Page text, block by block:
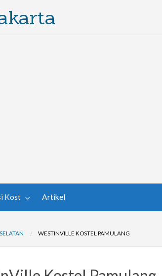
Kost Artikel
WESTINVILLE KOSTEL PAMULANG